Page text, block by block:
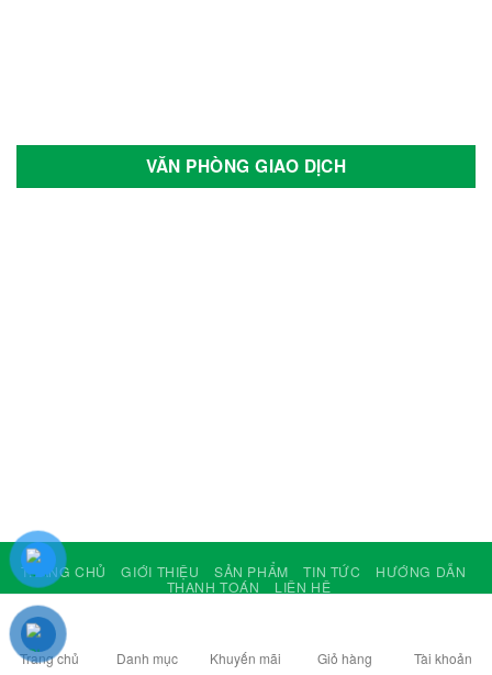
VĂN PHÒNG GIAO DỊCH
TRANG CHỦ GIỚI THIỆU SẢN PHẨM TIN TỨC
HƯỚNG DẪN
THANH TOÁN
LIÊN HỆ
Copyright © 2018 - 2023
www.phukienxedien.com - Thiết kế web & Vận hành bởi CÔNG NGHỆ VIỆT
JSC
Trang chủ Danh mục Khuyến mãi Giỏ hàng Tài khoản